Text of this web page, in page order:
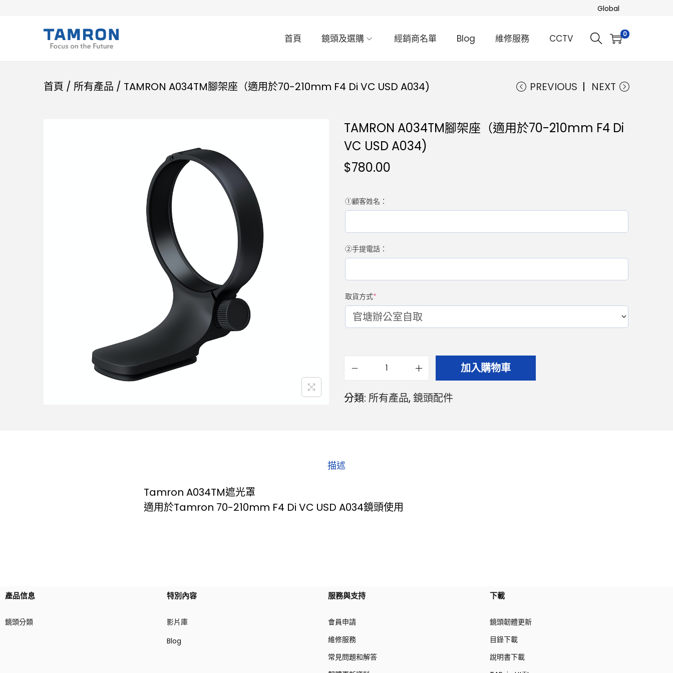
Global
首頁 鏡頭及選購 經銷商名單 Blog 維修服務 CCTV 0
首頁 / 所有產品 / TAMRON A034TM腳架座（適用於70-210mm F4 Di VC USD A034) PREVIOUS NEXT
TAMRON A034TM腳架座（適用於70-210mm F4 Di
VC USD A034)
$780.00
①顧客姓名：
②手提電話：
取貨方式*
加入購物車
分類: 所有產品,鏡頭配件
描述
Tamron A034TM遮光罩
適用於Tamron 70-210mm F4 Di VC USD A034鏡頭使用
產品信息
鏡頭分類
特別內容
影片庫
Blog
服務與支持
會員申請
維修服務
常見問題和解答
下載
鏡頭韌體更新
目錄下載
說明書下載